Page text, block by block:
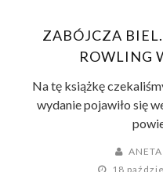
ZABÓJCZA
ROWLING
Na tę książkę
wydanie pojawiło się
18